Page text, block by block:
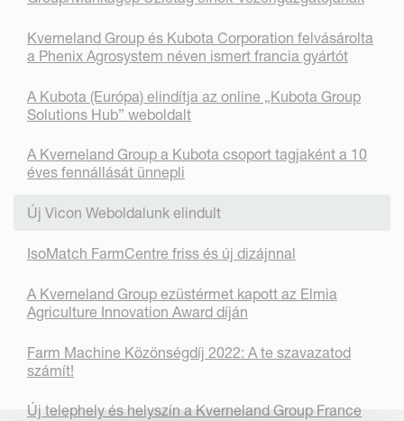
Kverneland Group és Kubota Corporation felvásárolta
a Phenix Agrosystem néven ismert francia gyártót
A Kubota (Európa) elindítja az online „Kubota Group
Solutions Hub” weboldalt
A Kverneland Group a Kubota csoport tagjaként a 10
éves fennállását ünnepli
Új Vicon Weboldalunk elindult
IsoMatch FarmCentre friss és új dizájnnal
A Kverneland Group ezüstérmet kapott az Elmia
Agriculture Innovation Award díján
Farm Machine Közönségdíj 2022: A te szavazatod
számít!
Új telephely és helyszín a Kverneland Group France